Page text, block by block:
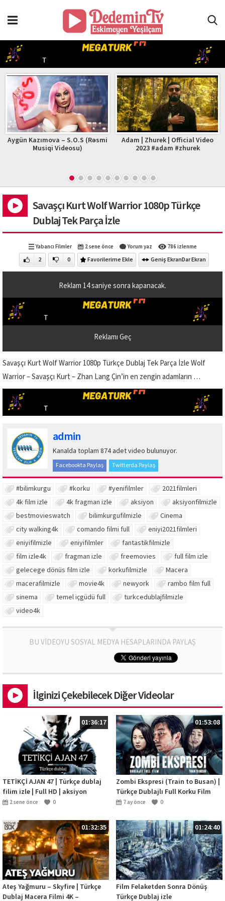
Aygün Kazımova – S.O.S (Rəsmi
Musiqi Videosu)
Adam | Zhurek | Official Video
2023 #adam #zhurek
Savaşçı Kurt Wolf Warrior 1080p Türkçe
Dublaj Tek Parça İzle
Yabancı Filmler 2 sene önce Yorum yaz 786 izlenme
2 0 Favorilerime Ekle Geniş EkranDar Ekran
Reklam 13saniye sonra kapanacak.
Reklamı Geç
Savaşçı Kurt Wolf Warrior 1080p Türkçe Dublaj Tek Parça İzle Wolf
Warrior – Savaşçı Kurt – Zhan Lang Çin’in en zengin adamların …
admin
Kanalda toplam 874 adet video bulunuyor.
Facebookta Paylaş Twitterda Paylaş
#bilimkurgu #korku #yenifilmler
2021filmleri
4k film izle
4k fragman izle aksiyon
aksiyonfilmizle
bestmovieswatch
bilimkurgufilmizle
Cinema
city walking4k
comando filmi full
eniyi2021filmleri
eniyifilmizle
eniyifilmler
fantastikfilmizle
film izle4k
fragman izle freemovies
full film izle
gelecege dönüs film izle
korkufilmizle
Macera
macerafilmizle
movie4k newyork
rambo film full
sinema
temel içgüdü full
turkcedublajfilmizle
video4k
BU VİDEOYU SOSYAL MEDYA HESAPLARINDA PAYLAŞ
İlginizi Çekebilecek Diğer Videolar
01:36:17
TETİKÇİ AJAN 47 | Türkçe dublaj
filim izle | Full HD | aksiyon
2 sene önce 0
01:53:08
Zombi Ekspresi (Train to Busan) |
Türkçe Dublajlı Full Korku Film
İzle7 ay önce 0
01:32:35
Ateş Yağmuru – Skyfire | Türkçe
Dublaj Macera Filmi 4K –
01:24:40
Film Felaketden Sonra Dönüş
Türkçe Dublaj izle